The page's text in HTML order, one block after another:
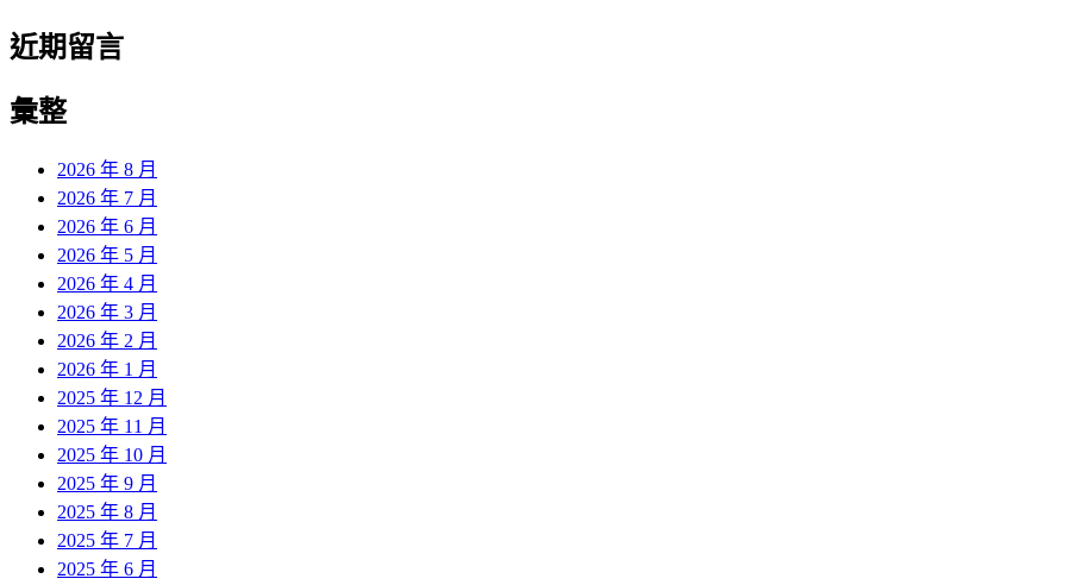
近期留言
彙整
2026 年 8 月
2026 年 7 月
2026 年 6 月
2026 年 5 月
2026 年 4 月
2026 年 3 月
2026 年 2 月
2026 年 1 月
2025 年 12 月
2025 年 11 月
2025 年 10 月
2025 年 9 月
2025 年 8 月
2025 年 7 月
2025 年 6 月